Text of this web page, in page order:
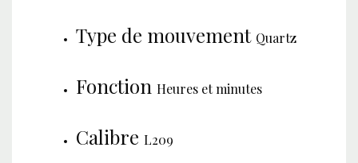
Type de mouvement Quartz
Fonction Heures et minutes
Calibre L209